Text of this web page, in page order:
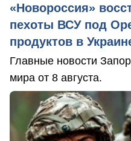
«Новороссия»
пехоты ВСУ под
продуктов в
Главные новости
мира от 8 августа.